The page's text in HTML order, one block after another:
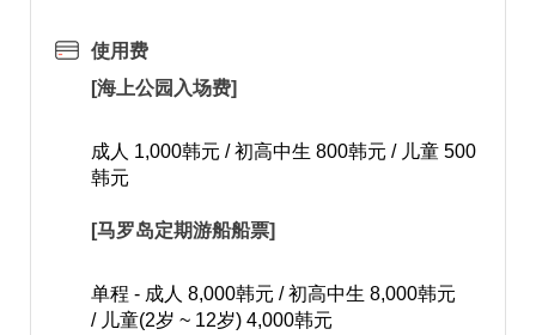
使用费
[海上公园入场费]
成人 1,000韩元 / 初高中生 800韩元 / 儿童 500
韩元
[马罗岛定期游船船票]
单程 - 成人 8,000韩元 / 初高中生 8,000韩元
/ 儿童(2岁 ~ 12岁) 4,000韩元